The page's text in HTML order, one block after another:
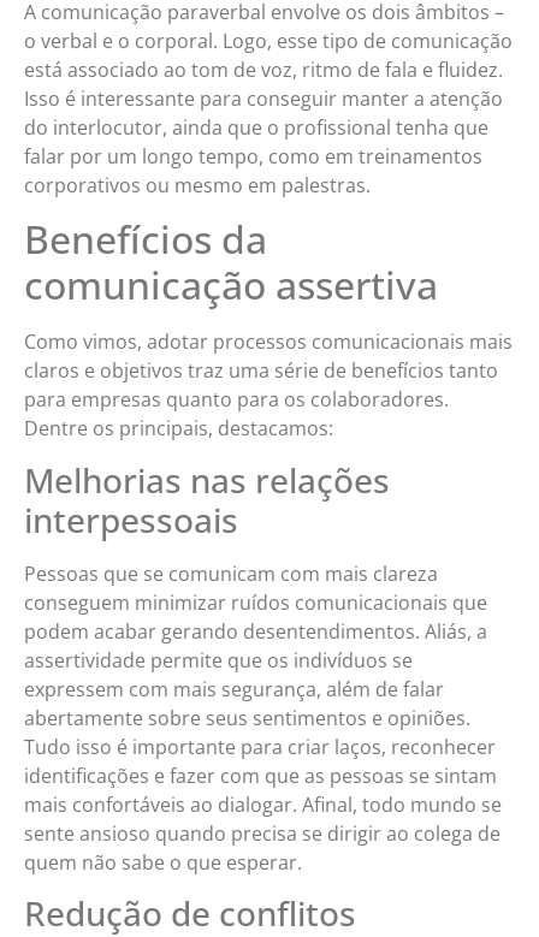
A comunicação paraverbal envolve os dois âmbitos –
o verbal e o corporal. Logo, esse tipo de comunicação
está associado ao tom de voz, ritmo de fala e fluidez.
Isso é interessante para conseguir manter a atenção
do interlocutor, ainda que o profissional tenha que
falar por um longo tempo, como em treinamentos
corporativos ou mesmo em palestras.
Benefícios da
comunicação assertiva
Como vimos, adotar processos comunicacionais mais
claros e objetivos traz uma série de benefícios tanto
para empresas quanto para os colaboradores.
Dentre os principais, destacamos:
Melhorias nas relações
interpessoais
Pessoas que se comunicam com mais clareza
conseguem minimizar ruídos comunicacionais que
podem acabar gerando desentendimentos. Aliás, a
assertividade permite que os indivíduos se
expressem com mais segurança, além de falar
abertamente sobre seus sentimentos e opiniões.
Tudo isso é importante para criar laços, reconhecer
identificações e fazer com que as pessoas se sintam
mais confortáveis ao dialogar. Afinal, todo mundo se
sente ansioso quando precisa se dirigir ao colega de
quem não sabe o que esperar.
Redução de conflitos